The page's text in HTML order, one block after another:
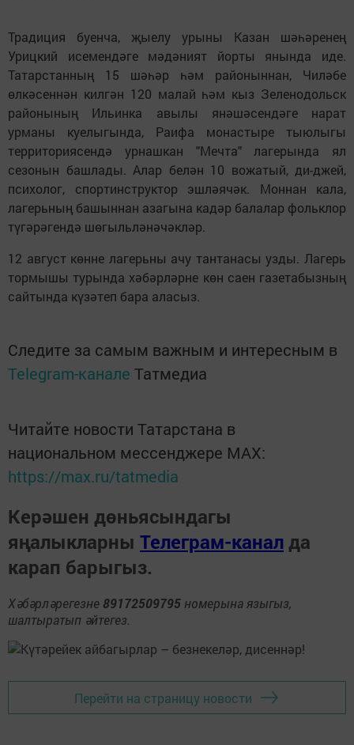
Традиция буенча, җыелу урыны Казан шәһәренең
Урицкий исемендәге мәдәният йорты янында иде.
Татарстанның 15 шәһәр һәм районыннан, Чиләбе
өлкәсеннән килгән 120 малай һәм кыз Зеленодольск
районының Ильинка авылы янәшәсендәге нарат
урманы куелыгында, Раифа монастыре тыюлыгы
территориясендә урнашкан "Мечта" лагерында ял
сезонын башлады. Алар белән 10 вожатый, ди-джей,
психолог, спортинструктор эшләячәк. Моннан кала,
лагерьның башыннан азагына кадәр балалар фольклор
түгәрәгендә шөгыльләнәчәкләр.
12 август көнне лагерьны ачу тантанасы узды. Лагерь
тормышы турында хәбәрләрне көн саен газетабызның
сайтында күзәтеп бара аласыз.
Следите за самым важным и интересным в
Telegram-канале Татмедиа
Читайте новости Татарстана в
национальном мессенджере MАХ:
https://max.ru/tatmedia
Керәшен дөньясындагы
яңалыкларны Телеграм-канал да
карап барыгыз.
Хәбәрләрегезне 89172509795 номерына языгыз,
шалтыратып әйтегез.
Перейти на страницу новости